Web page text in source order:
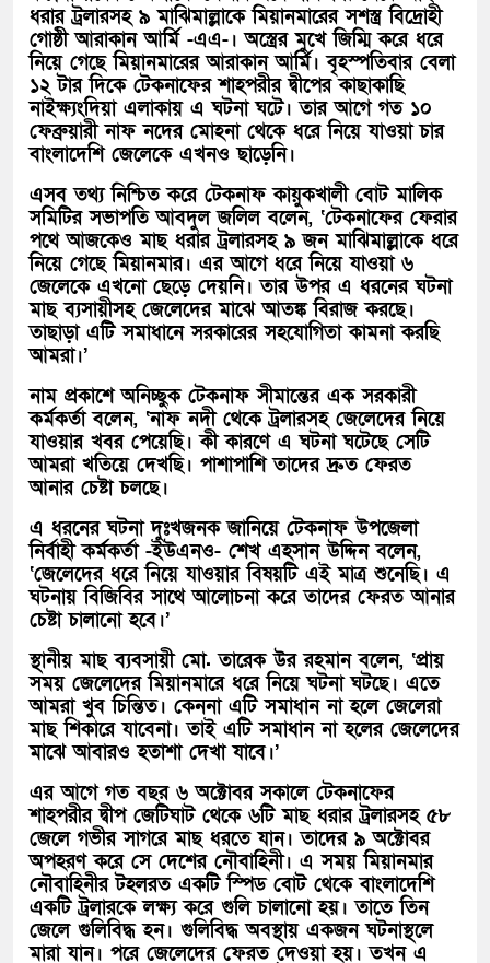
ধরার ট্রলারসহ ৯ মাঝিমাল্লাকে মিয়ানমারের সশস্ত্র বিদ্রোহী
গোষ্ঠী আরাকান আর্মি -এএ-। অস্ত্রের মুখে জিম্মি করে ধরে
নিয়ে গেছে মিয়ানমারের আরাকান আর্মি। বৃহস্পতিবার বেলা
১২ টার দিকে টেকনাফের শাহপরীর দ্বীপের কাছাকাছি
নাইক্ষ্যংদিয়া এলাকায় এ ঘটনা ঘটে। তার আগে গত ১০
ফেব্রুয়ারী নাফ নদের মোহনা থেকে ধরে নিয়ে যাওয়া চার
বাংলাদেশি জেলেকে এখনও ছাড়েনি।
এসব তথ্য নিশ্চিত করে টেকনাফ কায়ুকখালী বোট মালিক
সমিটির সভাপতি আবদুল জলিল বলেন, ‘টেকনাফের ফেরার
পথে আজকেও মাছ ধরার ট্রলারসহ ৯ জন মাঝিমাল্লাকে ধরে
নিয়ে গেছে মিয়ানমার। এর আগে ধরে নিয়ে যাওয়া ৬
জেলেকে এখনো ছেড়ে দেয়নি। তার উপর এ ধরনের ঘটনা
মাছ ব্যসায়ীসহ জেলেদের মাঝে আতঙ্ক বিরাজ করছে।
তাছাড়া এটি সমাধানে সরকারের সহযোগিতা কামনা করছি
আমরা।’
নাম প্রকাশে অনিচ্ছুক টেকনাফ সীমান্তের এক সরকারী
কর্মকর্তা বলেন, ‘নাফ নদী থেকে ট্রলারসহ জেলেদের নিয়ে
যাওয়ার খবর পেয়েছি। কী কারণে এ ঘটনা ঘটেছে সেটি
আমরা খতিয়ে দেখছি। পাশাপাশি তাদের দ্রুত ফেরত
আনার চেষ্টা চলছে।
এ ধরনের ঘটনা দুঃখজনক জানিয়ে টেকনাফ উপজেলা
নির্বাহী কর্মকর্তা -ইউএনও- শেখ এহসান উদ্দিন বলেন,
‘জেলেদের ধরে নিয়ে যাওয়ার বিষয়টি এই মাত্র শুনেছি। এ
ঘটনায় বিজিবির সাথে আলোচনা করে তাদের ফেরত আনার
চেষ্টা চালানো হবে।’
স্থানীয় মাছ ব্যবসায়ী মো. তারেক উর রহমান বলেন, ‘প্রায়
সময় জেলেদের মিয়ানমারে ধরে নিয়ে ঘটনা ঘটছে। এতে
আমরা খুব চিন্তিত। কেননা এটি সমাধান না হলে জেলেরা
মাছ শিকারে যাবেনা। তাই এটি সমাধান না হলের জেলেদের
মাঝে আবারও হতাশা দেখা যাবে।’
এর আগে গত বছর ৬ অক্টোবর সকালে টেকনাফের
শাহপরীর দ্বীপ জেটিঘাট থেকে ৬টি মাছ ধরার ট্রলারসহ ৫৮
জেলে গভীর সাগরে মাছ ধরতে যান। তাদের ৯ অক্টোবর
অপহরণ করে সে দেশের নৌবাহিনী। এ সময় মিয়ানমার
নৌবাহিনীর টহলরত একটি স্পিড বোট থেকে বাংলাদেশি
একটি ট্রলারকে লক্ষ্য করে গুলি চালানো হয়। তাতে তিন
জেলে গুলিবিদ্ধ হন। গুলিবিদ্ধ অবস্থায় একজন ঘটনাস্থলে
মারা যান। পরে জেলেদের ফেরত দেওয়া হয়। তখন এ